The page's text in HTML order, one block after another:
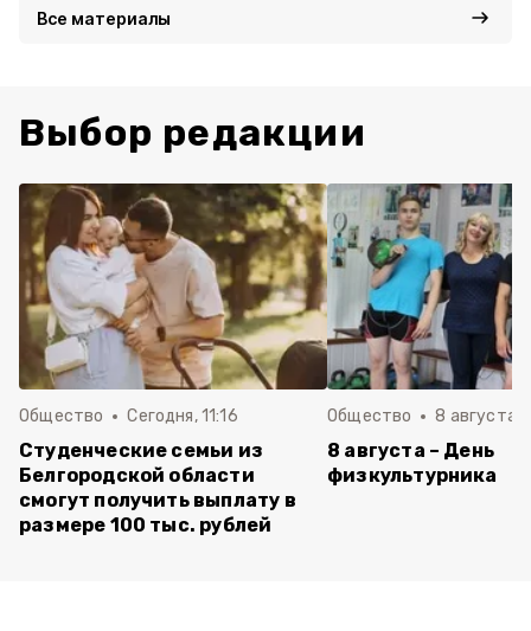
Все материалы
Выбор редакции
Общество Сегодня, 11:16
Студенческие семьи из
Белгородской области
смогут получить выплату в
размере 100 тыс. рублей
Общество 8 августа ,
8 августа – День
физкультурника